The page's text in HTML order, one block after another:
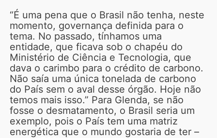
“É uma pena que o Brasil não tenha, neste
momento, governança definida para o
tema. No passado, tínhamos uma
entidade, que ficava sob o chapéu do
Ministério de Ciência e Tecnologia, que
dava o carimbo para o crédito de carbono.
Não saía uma única tonelada de carbono
do País sem o aval desse órgão. Hoje não
temos mais isso.” Para Glenda, se não
fosse o desmatamento, o Brasil seria um
exemplo, pois o País tem uma matriz
energética que o mundo gostaria de ter –